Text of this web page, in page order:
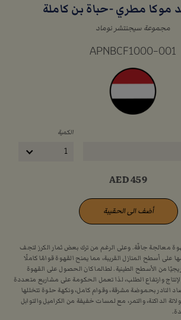
موكا مطري -حباة بن كاملة
مجموعة سيجنتشر نوماد
APNBCF1000-001
الكمية
1
AED459
أضف الى الحقيبة
قهوة معالجة جافّة. وعلى الرغم من ترك بعض ثمار الكرز لتجف
أسطح المنازل القريبة، مما يمنح القهوة قوامًا كاملًا
من الأسطح الطينية. لطالما كان الحصول على القهوة
وارتفاع الطلب، لذا تعمل الحكومة على مشاريع متعددة
النادر بحموضة مشرقة، وقوام كامل، ونكهة حلوة تتخللها
الداكنة، والتمر، مع لمسات خفيفة من الكراميل والتوابل